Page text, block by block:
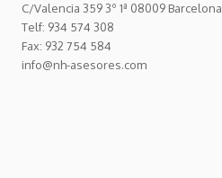
C/Valencia 359 3º 1ª 08009 Barcelona
Telf: 934 574 308
Fax: 932 754 584
info@nh-asesores.com